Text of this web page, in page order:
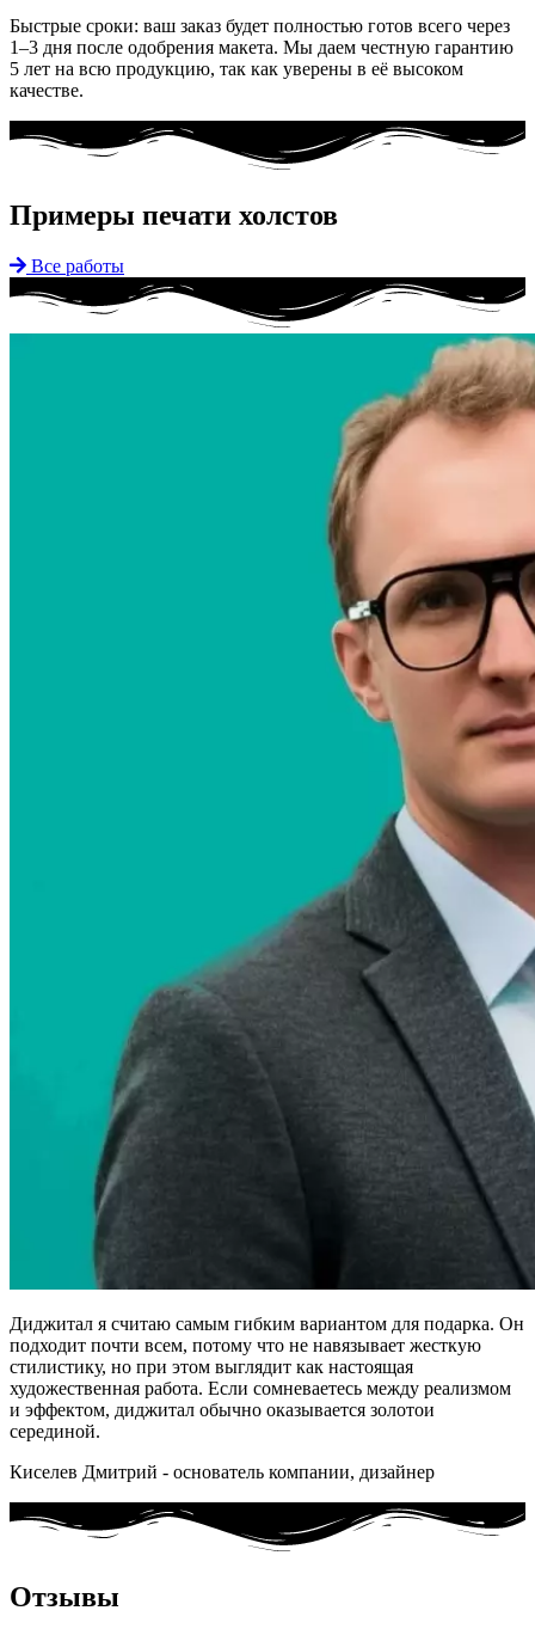
Быстрые сроки: ваш заказ будет полностью готов всего через
1–3 дня после одобрения макета. Мы даем честную гарантию
5 лет на всю продукцию, так как уверены в её высоком
качестве.
Примеры печати холстов
Все работы
Диджитал я считаю самым гибким вариантом для подарка. Он
подходит почти всем, потому что не навязывает жесткую
стилистику, но при этом выглядит как настоящая
художественная работа. Если сомневаетесь между реализмом
и эффектом, диджитал обычно оказывается золотои
серединой.
Киселев Дмитрий - основатель компании, дизайнер
Отзывы